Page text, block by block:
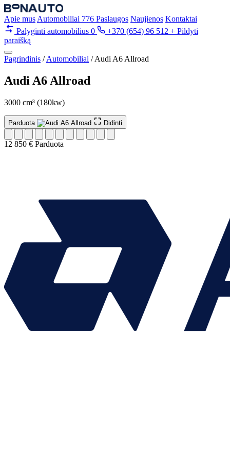
Apie mus Automobiliai 776 Paslaugos Naujienos Kontaktai
Palyginti automobilius 0 +370 (654) 96 512 + Pildyti
paraišką
Pagrindinis / Automobiliai / Audi A6 Allroad
Audi A6 Allroad
3000 cm³ (180kw)
Parduota Didinti
12 850 € Parduota